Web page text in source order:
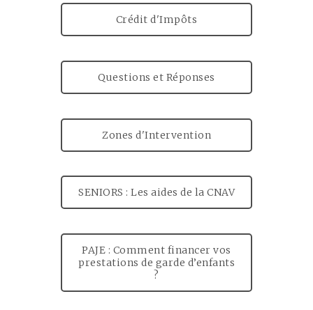
Crédit d'Impôts
Questions et Réponses
Zones d'Intervention
SENIORS : Les aides de la CNAV
PAJE : Comment financer vos
prestations de garde d’enfants
?